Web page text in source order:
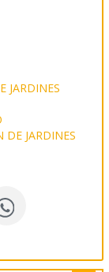
JARDINES
DE JARDINES